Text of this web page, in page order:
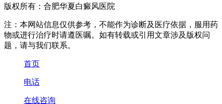
版权所有：合肥华夏白癜风医院
注：本网站信息仅供参考，不能作为诊断及医疗依据，服用药
物或进行治疗时请遵医嘱。如有转载或引用文章涉及版权问
题，请与我们联系。
首页
电话
在线咨询